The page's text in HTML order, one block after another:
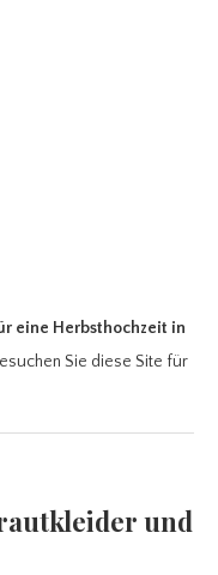
eine Herbsthochzeit in
Sie diese Site für
und